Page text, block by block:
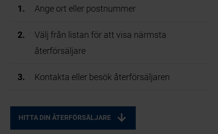
Ange ort eller postnummer
Välj från listan för att visa närmsta
återförsäljare
Kontakta eller besök återförsäljaren
HITTA DIN ÅTERFÖRSÄLJARE